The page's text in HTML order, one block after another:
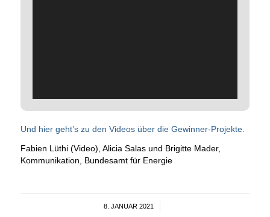
Und hier geht’s zu den Videos über die Gewinner-Projekte.
Fabien Lüthi (Video), Alicia Salas und Brigitte Mader,
Kommunikation, Bundesamt für Energie
8. JANUAR 2021
/